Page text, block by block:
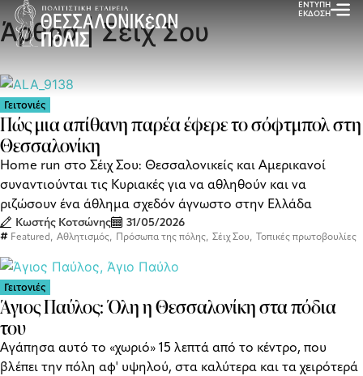
ΕΝΤΥΠΗ
ΕΚΔΟΣΗ
Άρθρα | Σέιχ Σου
Γειτονιές
Πώς μια απίθανη παρέα έφερε το σόφτμπολ στη
Θεσσαλονίκη
Home run στο Σέιχ Σου: Θεσσαλονικείς και Αμερικανοί
συναντιούνται τις Κυριακές για να αθληθούν και να
ριζώσουν ένα άθλημα σχεδόν άγνωστο στην Ελλάδα
Κωστής Κοτσώνης 31/05/2026
Featured Αθλητισμός Πρόσωπα της πόλης Σέιχ Σου Τοπικές πρωτοβουλίες
Γειτονιές
Άγιος Παύλος: Όλη η Θεσσαλονίκη στα πόδια
του
Αγάπησα αυτό το «χωριό» 15 λεπτά από το κέντρο, που
βλέπει την πόλη αφ' υψηλού, στα καλύτερα και τα χειρότερά